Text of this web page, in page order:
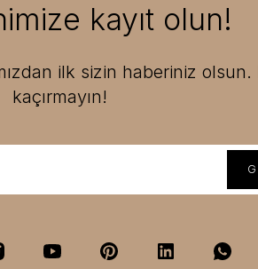
kayıt olun!
ilk sizin haberiniz olsun.
kaçırmayın!